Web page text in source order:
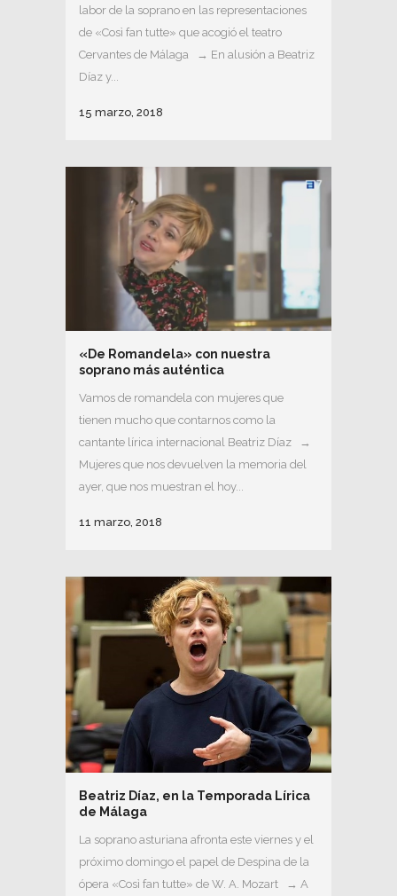
labor de la soprano en las representaciones
de «Così fan tutte» que acogió el teatro
Cervantes de Málaga → En alusión a Beatriz
Díaz y...
15 marzo, 2018
«De Romandela» con nuestra
soprano más auténtica
Vamos de romandela con mujeres que
tienen mucho que contarnos como la
cantante lírica internacional Beatriz Díaz →
Mujeres que nos devuelven la memoria del
ayer, que nos muestran el hoy...
11 marzo, 2018
Beatriz Díaz, en la Temporada Lírica
de Málaga
La soprano asturiana afronta este viernes y el
próximo domingo el papel de Despina de la
ópera «Così fan tutte» de W. A. Mozart → A